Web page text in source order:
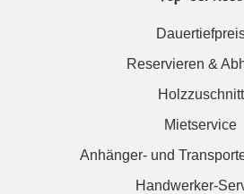
Reservieren &
Holzzuschnitt
Mietservice
Anhänger- und
Handwerker-